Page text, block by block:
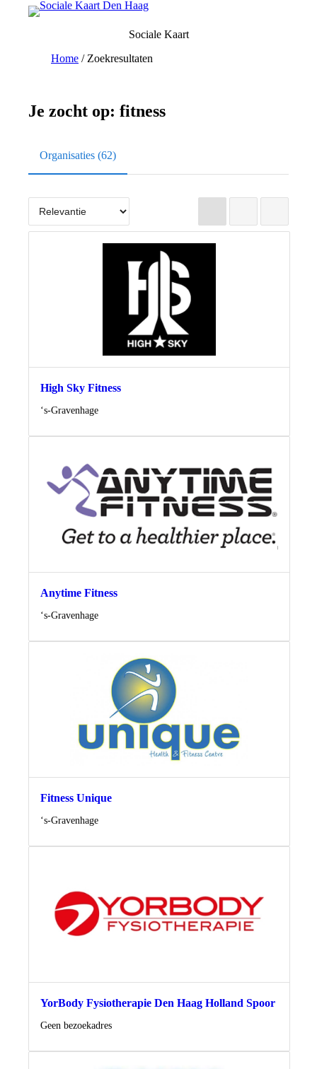
Sociale Kaart
Home / Zoekresultaten
Je zocht op: fitness
Organisaties (62)
High Sky Fitness
Locatie
‘s-Gravenhage
Anytime Fitness
Locatie
‘s-Gravenhage
Fitness Unique
Locatie
‘s-Gravenhage
YorBody Fysiotherapie Den Haag Holland Spoor
Locatie
Geen bezoekadres